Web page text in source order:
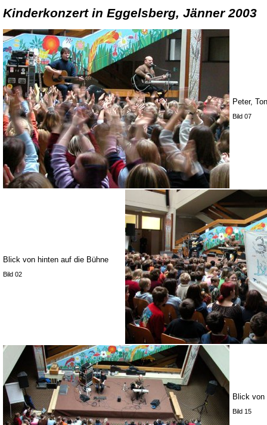
Kinderkonzert in Eggelsberg, Jänner 2003
Peter,
Bild 07
Blick von hinten auf die Bühne
Bild 02
Blick von
Bild 15